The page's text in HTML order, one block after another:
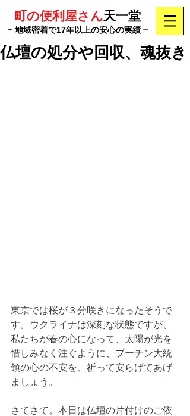
町の便利屋さん天一堂
~ 地域密着で17年以上の安心の実績 ~
仏壇の処分や回収、魂抜き
東京では桜が３分咲きになったそうで
す。ウクライナは深刻な状態ですが、
私たちが春の心になって、太陽が光を
惜しみなく注ぐように、プーチン大統
領の心の不安を、祈って安らげてあげ
ましょう。
さてさて。本日は仏壇の片付けのご依